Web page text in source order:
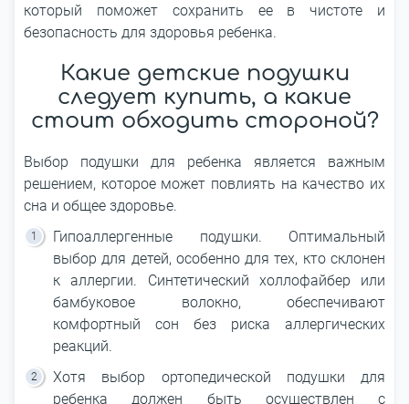
который поможет сохранить ее в чистоте и
безопасность для здоровья ребенка.
Какие детские подушки
следует купить, а какие
стоит обходить стороной?
Выбор подушки для ребенка является важным
решением, которое может повлиять на качество их
сна и общее здоровье.
Гипоаллергенные подушки. Оптимальный
выбор для детей, особенно для тех, кто склонен
к аллергии. Синтетический холлофайбер или
бамбуковое волокно, обеспечивают
комфортный сон без риска аллергических
реакций.
Хотя выбор ортопедической подушки для
ребенка должен быть осуществлен с